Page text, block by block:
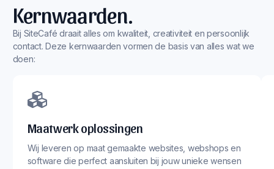
Kernwaarden.
Bij SiteCafé draait alles om kwaliteit, creativiteit en persoonlijk
contact. Deze kernwaarden vormen de basis van alles wat we
doen:
Maatwerk oplossingen
Wij leveren op maat gemaakte websites, webshops en
software die perfect aansluiten bij jouw unieke wensen